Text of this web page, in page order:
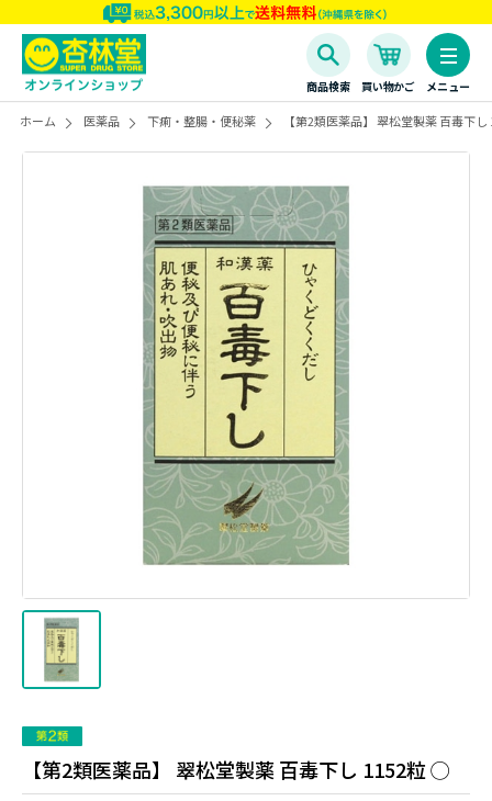
商品検索 買い物かご メニュー
ホーム 医薬品 下痢・整腸・便秘薬 【第2類医薬品】 翠松堂製薬 百毒下
【第2類医薬品】 翠松堂製薬 百毒下し 1152粒 ◯